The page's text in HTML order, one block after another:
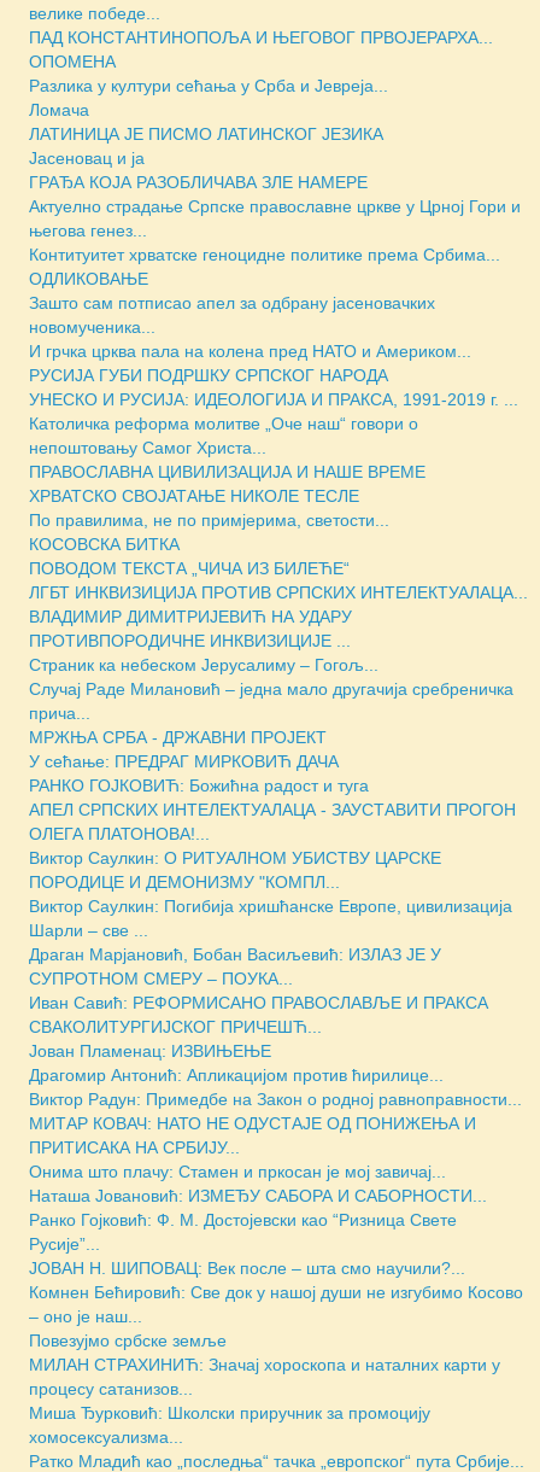
велике победе...
ПАД КОНСТАНТИНОПОЉА И ЊЕГОВОГ ПРВОЈЕРАРХА...
ОПОМЕНА
Разлика у култури сећања у Срба и Јевреја...
Ломача
ЛАТИНИЦА ЈЕ ПИСМО ЛАТИНСКОГ ЈЕЗИКА
Јасеновац и ја
ГРАЂА КОЈА РАЗОБЛИЧАВА ЗЛЕ НАМЕРЕ
Актуелно страдање Српске православне цркве у Црној Гори и
његова генез...
Контитуитет хрватске геноцидне политике према Србима...
ОДЛИКОВАЊЕ
Зашто сам потписао апел за одбрану јасеновачких
новомученика...
И грчка црква пала на колена пред НАТО и Америком...
РУСИЈА ГУБИ ПОДРШКУ СРПСКОГ НАРОДА
УНЕСКО И РУСИЈА: ИДЕОЛОГИЈА И ПРАКСА, 1991-2019 г. ...
Католичка реформа молитве „Оче наш“ говори о
непоштовању Самог Христа...
ПРАВОСЛАВНА ЦИВИЛИЗАЦИЈА И НАШЕ ВРЕМЕ
ХРВАТСКО СВОЈАТАЊЕ НИКОЛЕ ТЕСЛЕ
По правилима, не по примјерима, светости...
КОСОВСКА БИТКА
ПОВОДОМ ТЕКСТА „ЧИЧА ИЗ БИЛЕЋЕ“
ЛГБТ ИНКВИЗИЦИЈА ПРОТИВ СРПСКИХ ИНТЕЛЕКТУАЛАЦА...
ВЛАДИМИР ДИМИТРИЈЕВИЋ НА УДАРУ
ПРОТИВПОРОДИЧНЕ ИНКВИЗИЦИЈЕ ...
Страник ка небеском Јерусалиму – Гогољ...
Случај Раде Милановић – једна мало другачија сребреничка
прича...
МРЖЊА СРБА - ДРЖАВНИ ПРОЈЕКТ
У сећање: ПРЕДРАГ МИРКОВИЋ ДАЧА
РАНКО ГОЈКОВИЋ: Божићна радост и туга
АПЕЛ СРПСКИХ ИНТЕЛЕКТУАЛАЦА - ЗАУСТАВИТИ ПРОГОН
ОЛЕГА ПЛАТОНОВА!...
Виктор Саулкин: О РИТУАЛНОМ УБИСТВУ ЦАРСКЕ
ПОРОДИЦЕ И ДЕМОНИЗМУ "КОМПЛ...
Виктор Саулкин: Погибија хришћанске Европе, цивилизација
Шарли – све ...
Драган Марјановић, Бобан Васиљевић: ИЗЛАЗ ЈЕ У
СУПРОТНОМ СМЕРУ – ПОУКА...
Иван Савић: РЕФОРМИСАНО ПРАВОСЛАВЉЕ И ПРАКСА
СВАКОЛИТУРГИЈСКОГ ПРИЧЕШЋ...
Јован Пламенац: ИЗВИЊЕЊЕ
Драгомир Антонић: Апликацијом против ћирилице...
Виктор Радун: Примедбе на Закон о родној равноправности...
МИТАР КОВАЧ: НАТО НЕ ОДУСТАЈЕ ОД ПОНИЖЕЊА И
ПРИТИСАКА НА СРБИЈУ...
Онима што плачу: Стамен и пркосан је мој завичај...
Наташа Јовановић: ИЗМЕЂУ САБОРА И САБОРНОСТИ...
Ранко Гојковић: Ф. М. Достојевски као “Ризница Свете
Русије”...
ЈОВАН Н. ШИПОВАЦ: Век после – шта смо научили?...
Комнен Бећировић: Све док у нашој души не изгубимо Косово
– оно је наш...
Повезујмо србске земље
МИЛАН СТРАХИНИЋ: Значај хороскопа и наталних карти у
процесу сатанизов...
Миша Ђурковић: Школски приручник за промоцију
хомосексуализма...
Ратко Младић као „последња“ тачка „европског“ пута Србије...